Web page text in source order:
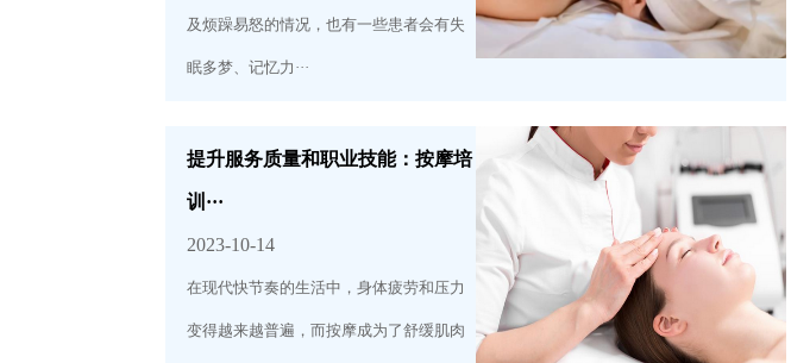
及烦躁易怒的情况，也有一些患者会有失
眠多梦、记忆力···
提升服务质量和职业技能：按摩培
训···
2023-10-14
在现代快节奏的生活中，身体疲劳和压力
变得越来越普遍，而按摩成为了舒缓肌肉